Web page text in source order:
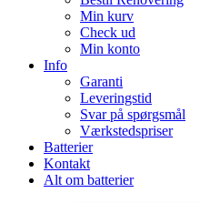
Min kurv
Check ud
Min konto
Info
Garanti
Leveringstid
Svar på spørgsmål
Værkstedspriser
Batterier
Kontakt
Alt om batterier